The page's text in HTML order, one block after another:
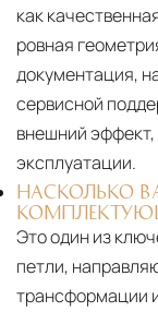
как
ровная
документация,
сервисной
внешний эффект,
эксплуатации.
НАСКОЛЬКО
Это один из
петли,
трансформации